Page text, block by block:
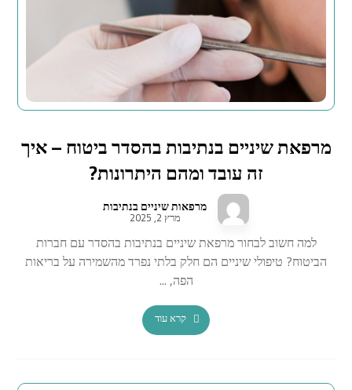
מרפאת שיניים בנתיבות בהסדר ביטוח – איך
זה עובד ומהם היתרונות?
מרפאות שיניים בנתיבות
מרץ 2, 2025
למה חשוב לבחור מרפאת שיניים בנתיבות בהסדר עם חברות
הביטוח? טיפולי שיניים הם חלק בלתי נפרד מהשמירה על בריאות
הפה, ...
קרא עוד